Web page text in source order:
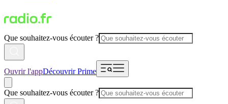
Que souhaitez-vous écouter ?
Ouvrir l'appDécouvrir Prime
Que souhaitez-vous écouter ?